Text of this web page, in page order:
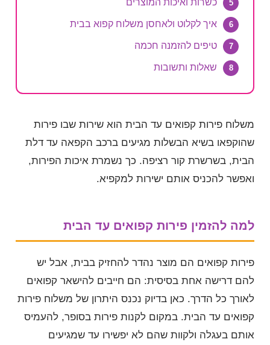
כשרות ואיכות המוצרים
איך לקלוט ולאחסן משלוח קפוא בבית
טיפים להזמנה חכמה
שאלות ותשובות
משלוח פירות קפואים עד הבית הוא שירות שבו פירות
שהוקפאו בשיא הבשלות מגיעים ברכב הקפאה עד דלת
הבית, בשרשרת קור רציפה. כך נשמרת איכות הפירות,
ואפשר להכניס אותם ישירות למקפיא.
למה להזמין פירות קפואים עד הבית
פירות קפואים הם מוצר נהדר להחזיק בבית, אבל יש
להם דרישה אחת בסיסית: הם חייבים להישאר קפואים
לאורך כל הדרך. כאן בדיוק נכנס היתרון של משלוח פירות
קפואים עד הבית. במקום לקנות פירות בסופר, להעמיס
אותם בעגלה ולקוות שהם לא יפשירו עד שמגיעים